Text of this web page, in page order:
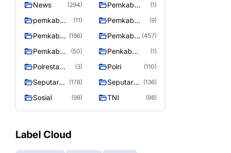
News (294)
Pemkab
(1)
pemkab
raya
(11)
Pemkab
murung raya
(9)
Pemkab
raya
(196)
Pemkab
Raya
(457)
Pemkab
Raya 4
(50)
Penkab
Murung raya
(1)
Polresta
Raya
(3) Polri (110)
Seputar
Murung
Raya
(178)
Seputar
Seasen 2
(136)
Sosial (98) TNI (98)
Label Cloud